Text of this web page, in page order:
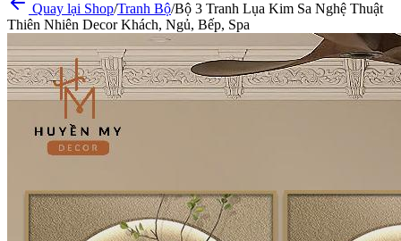
Quay lại Shop/Tranh Bộ/Bộ 3 Tranh Lụa Kim Sa Nghệ Thuật
Thiên Nhiên Decor Khách, Ngủ, Bếp, Spa